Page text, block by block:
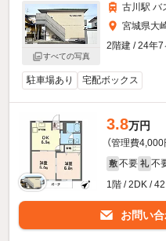
すべての写真
古川駅 バ
宮城県大
2階建 / 24年7
駐車場あり 宅配ボックス
3.8万円
（管理費4,000
敷 不要 礼 不
1階 / 2DK /
お問い